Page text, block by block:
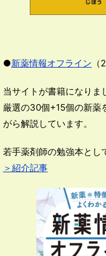
●新薬情報オフライン
当サイトが書籍になりま
厳選の30個+15個の新薬
がら解説しています。
若手薬剤師の勉強本とし
＞紹介記事